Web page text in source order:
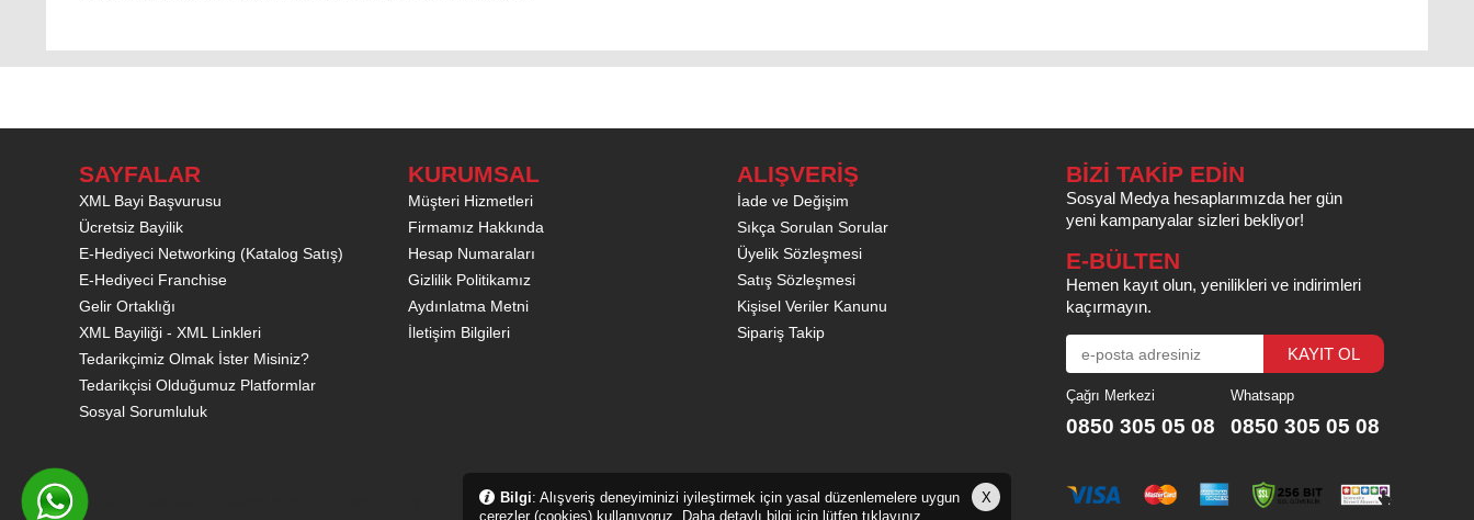
SAYFALAR
XML Bayi Başvurusu
Ücretsiz Bayilik
E-Hediyeci Networking (Katalog Satış)
E-Hediyeci Franchise
Gelir Ortaklığı
XML Bayiliği - XML Linkleri
Tedarikçimiz Olmak İster Misiniz?
Tedarikçisi Olduğumuz Platformlar
Sosyal Sorumluluk
KURUMSAL
Müşteri Hizmetleri
Firmamız Hakkında
Hesap Numaraları
Gizlilik Politikamız
Aydınlatma Metni
İletişim Bilgileri
ALIŞVERİŞ
İade ve Değişim
Sıkça Sorulan Sorular
Üyelik Sözleşmesi
Satış Sözleşmesi
Kişisel Veriler Kanunu
Sipariş Takip
BİZİ TAKİP EDİN
Sosyal Medya hesaplarımızda her gün
yeni kampanyalar sizleri bekliyor!
E-BÜLTEN
Hemen kayıt olun, yenilikleri ve indirimleri
kaçırmayın.
Çağrı Merkezi
0850 305 05 08
Whatsapp
0850 305 05 08
Bu site Bilgi: Alışveriş deneyiminizi iyileştirmek için yasal düzenlemelere uygun
çerezler (cookies) kullanıyoruz. Daha detaylı bilgi için lütfen tıklayınız.
X